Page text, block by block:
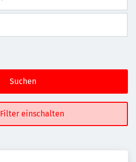
Suchen
Filter einschalten